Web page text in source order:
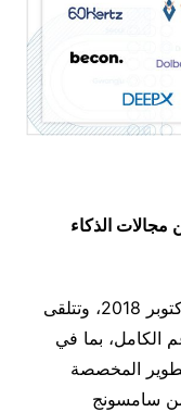
الذكاء
تم إطلاق برنامج C-Lab Outside في أكتوبر 2018، وتتلقى
الكامل، بما في
المخصصة
من سامسونج